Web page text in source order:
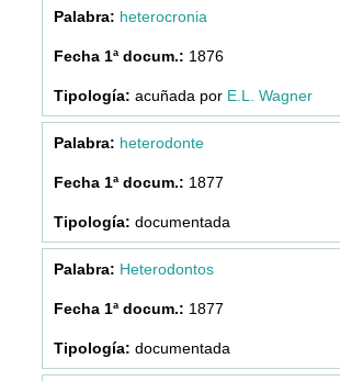
heterocronia
1876
acuñada por E.L. Wagner
heterodonte
1877
documentada
Heterodontos
1877
documentada